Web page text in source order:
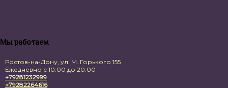
Мы работаем
Ростов-на-Дону, ул. М. Горького 155
Ежедневно с 10:00 до 20:00
+79281232999
+79282264616